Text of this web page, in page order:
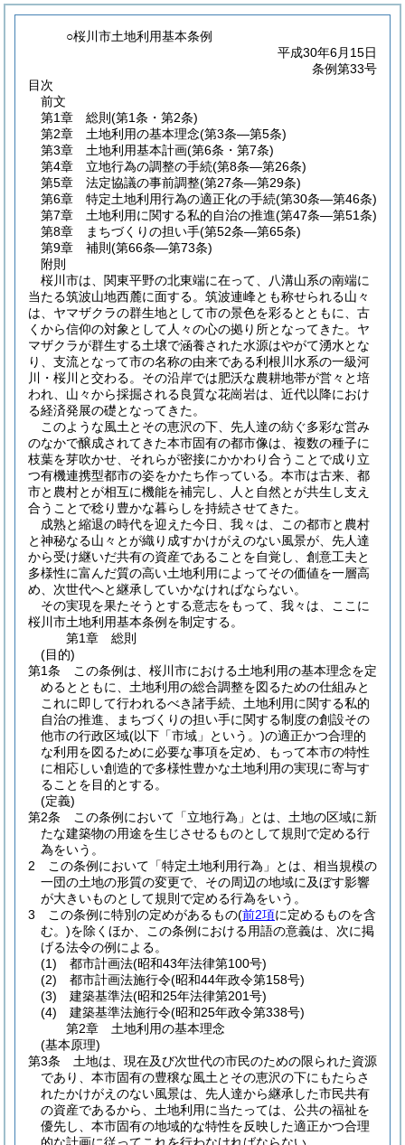
○桜川市土地利用基本条例
平成30年6月15日
条例第33号
目次
前文
第1章
総則 (第1条・第2条)
第2章
土地利用の基本理念(第3条―第5条)
第3章
土地利用基本計画(第6条・第7条)
第4章
立地行為の調整の手続(第8条―第26条)
第5章
法定協議の事前調整(第27条―第29条)
第6章
特定土地利用行為の適正化の手続(第30条―第46条)
第7章
土地利用に関する私的自治の推進(第47条―第51条)
第8章
まちづくりの担い手(第52条―第65条)
第9章
補則 (第66条―第73条)
附則
桜川市は、関東平野の北東端に在って、八溝山系の南端に
当たる筑波山地西麓に面する。筑波連峰とも称せられる山々
は、ヤマザクラの群生地として市の景色を彩るとともに、古
くから信仰の対象として人々の心の拠り所となってきた。ヤ
マザクラが群生する土壌で涵養された水源はやがて湧水とな
り、支流となって市の名称の由来である利根川水系の一級河
川・桜川と交わる。その沿岸では肥沃な農耕地帯が営々と培
われ、山々から採掘される良質な花崗岩は、近代以降におけ
る経済発展の礎となってきた。
このような風土とその恵沢の下、先人達の紡ぐ多彩な営み
のなかで醸成されてきた本市固有の都市像は、複数の種子に
枝葉を芽吹かせ、それらが密接にかかわり合うことで成り立
つ有機連携型都市の姿をかたち作っている。本市は古来、都
市と農村とが相互に機能を補完し、人と自然とが共生し支え
合うことで稔り豊かな暮らしを持続させてきた。
成熟と縮退の時代を迎えた今日、我々は、この都市と農村
と神秘なる山々とが織り成すかけがえのない風景が、先人達
から受け継いだ共有の資産であることを自覚し、創意工夫と
多様性に富んだ質の高い土地利用によってその価値を一層高
め、次世代へと継承していかなければならない。
その実現を果たそうとする意志をもって、我々は、ここに
桜川市土地利用基本条例を制定する。
第1章
総則
(目的)
第1条
この条例は、桜川市における土地利用の基本理念を定
めるとともに、土地利用の総合調整を図るための仕組みと
これに即して行われるべき諸手続、土地利用に関する私的
自治の推進、まちづくりの担い手に関する制度の創設その
他市の行政区域(以下「市域」という。)の適正かつ合理的
な利用を図るために必要な事項を定め、もって本市の特性
に相応しい創造的で多様性豊かな土地利用の実現に寄与す
ることを目的とする。
(定義)
第2条
この条例において「立地行為」とは、土地の区域に新
たな建築物の用途を生じさせるものとして規則で定める行
為をいう。
2
この条例において「特定土地利用行為」とは、相当規模の
一団の土地の形質の変更で、その周辺の地域に及ぼす影響
が大きいものとして規則で定める行為をいう。
3
この条例に特別の定めがあるもの(前2項に定めるものを含
む。)を除くほか、この条例における用語の意義は、次に掲
げる法令の例による。
(1)
都市計画法(昭和43年法律第100号)
(2)
都市計画法施行令(昭和44年政令第158号)
(3)
建築基準法(昭和25年法律第201号)
(4)
建築基準法施行令(昭和25年政令第338号)
第2章
土地利用の基本理念
(基本原理)
第3条
土地は、現在及び次世代の市民のための限られた資源
であり、本市固有の豊穣な風土とその恵沢の下にもたらさ
れたかけがえのない風景は、先人達から継承した市民共有
の資産であるから、土地利用に当たっては、公共の福祉を
優先し、本市固有の地域的な特性を反映した適正かつ合理